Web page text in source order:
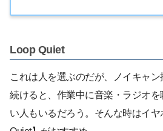
Loop Quiet
これは人を選ぶのだが、ノイキャ
続けると、作業中に音楽・ラジオ
い人もいるだろう。そんな時はイ